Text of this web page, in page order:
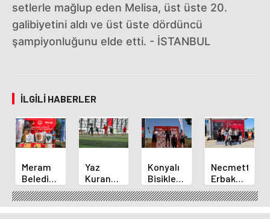
setlerle mağlup eden Melisa, üst üste 20.
galibiyetini aldı ve üst üste dördüncü
şampiyonluğunu elde etti. - İSTANBUL
İLGILI HABERLER
Meram
Belediyespor
Okçuları
Türkiye
Şampiyonası'ndan
Yaz
Kuran
Kursu
Öğrencileri
Futbol
Konyalı
Bisikletçi
Ahmet
Can
Akpınar
Necmettin
Erbakan
Üniversitesi
Geleneksel
Okçulukta